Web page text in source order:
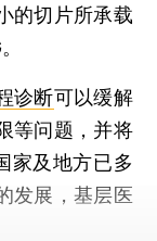
的切片所承载
诊断可以缓解
等问题，并将
家及地方已多
发展，基层医